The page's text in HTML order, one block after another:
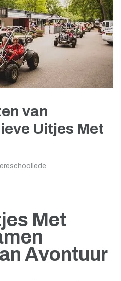
van
Uitjes Met
Met
Avontuur